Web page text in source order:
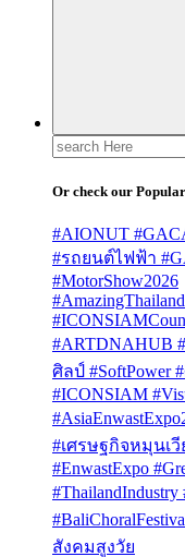
Search
for:
Or check our
#AIONUT
#รถยนต์ไฟฟ้า
#MotorShow2026
#ARTDNAHUB
ศิลป์
#ICONSIAM
#เศรษฐกิจหมุนเ
#EnwastExpo
สังคมสูงวัย